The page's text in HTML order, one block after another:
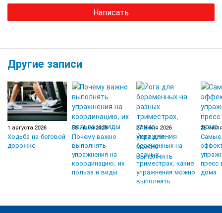
Написать
Другие записи
1 августа 2026
Ходьба на беговой
дорожке
30 июля 2026
Почему важно
выполнять
упражнения на
координацию, их
польза и виды
27 июля 2026
Йога для
беременных на
разных
триместрах, какие
упражнения можно
выполнять
26
Самые
пресс
дома